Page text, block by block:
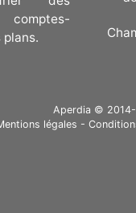
comptes-
Aperdia ©
légales -